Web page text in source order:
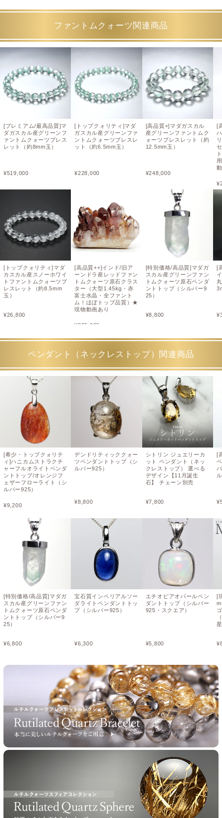
ファントムクォーツ関連商品
[プレミアム/最高品質]マ
ダガスカル産グリーンフ
ァントムクォーツブレス
レット（約8mm玉）
¥519,000
[トップクォリティ]マダ
カスカル産スノーホワイ
トファントムクォーツブ
レスレット（約8.5mm
玉）
¥26,800
[トップクォリティ]マダ
ガスカル産グリーンファ
ントムクォーツブレスレ
ット（約6.5mm玉）
¥228,000
[高品質++]インド/旧ア
ーンドラ産レッドファン
トムクォーツ原石クラス
ター（大型1.45kg・赤
富士水晶・全ファント
ム！ほぼトップ品質）★
現物動画あり
¥265,000
[高品質+]マダガスカル
産グリーンファントムク
ォーツブレスレット（約
12.5mm玉）
¥248,000
[特別価格/高品質]マダガ
スカル産グリーンファン
トムクォーツ原石ペンダ
ントトップ（シルバー9
25）
¥8,800
[
¥
[
¥
ペンダント（ネックレストップ）関連商品
[希少・トップクォリテ
ィ]ハニカムストラクチ
ャーフルオライトペンダ
ントトップ/オレンジフ
ェザーフローライト（シ
ルバー925）
¥9,200
[特別価格/高品質]マダガ
スカル産グリーンファン
トムクォーツ原石ペンダ
ントトップ（シルバー9
25）
¥6,800
デンドリティッククォー
ツペンダントトップ（シ
ルバー925）
¥8,800
宝石質インペリアルソー
ダライトペンダントトッ
プ（シルバー925）
¥6,300
シトリン ジュエリーカ
ット ペンダント（ネッ
クレストップ） 選べる
デザイン【11月誕生
石】 チェーン別売
¥7,800
エチオピアオパールペン
ダントトップ（シルバー
925・スクエア）
¥5,800
[
¥
[
¥